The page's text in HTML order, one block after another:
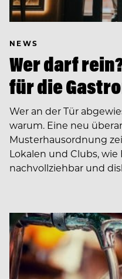
NEWS
Wer darf
für die
Wer an der Tür
warum. Eine neu
Musterhausordnung
Lokalen und Clubs, wie
nachvollziehbar und